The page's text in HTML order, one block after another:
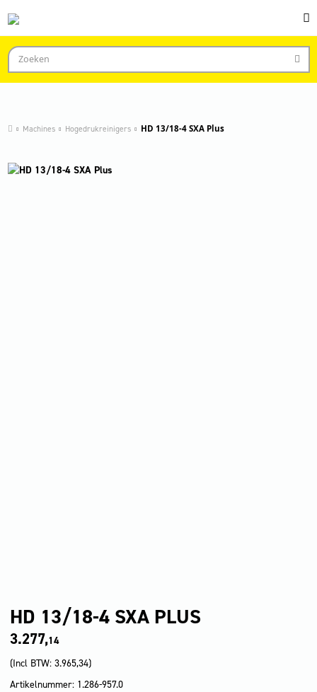
Machines Hogedrukreinigers HD 13/18-4 SXA Plus
HD 13/18-4 SXA PLUS
3.277,14
(Incl BTW: 3.965,34)
Artikelnummer: 1.286-957.0